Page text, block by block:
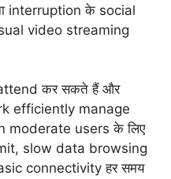
interruption के social
video streaming
कर सकते हैं और
efficiently manage
moderate users के लिए
slow data browsing
connectivity हर समय